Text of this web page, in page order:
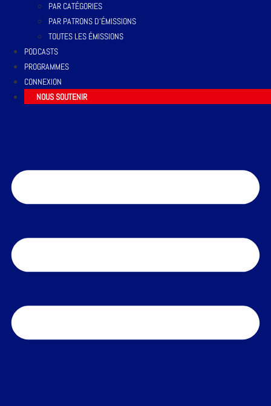
PAR CATÉGORIES
PAR PATRONS D’ÉMISSIONS
TOUTES LES ÉMISSIONS
PODCASTS
PROGRAMMES
CONNEXION
NOUS SOUTENIR